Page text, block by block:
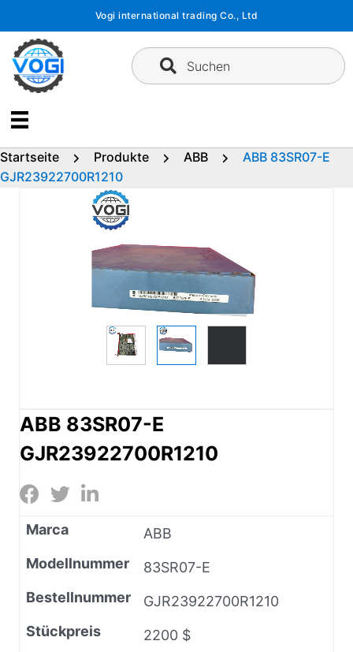
springen
Vogi international trading Co., Ltd
Suchen
Startseite Produkte ABB
ABB 83SR07-E
GJR23922700R1210
ABB 83SR07-E
GJR23922700R1210
Marca
ABB
Modellnummer
83SR07-E
Bestellnummer
GJR23922700R1210
Stückpreis
2200 $